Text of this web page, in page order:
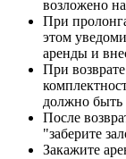
возложено
При
этом
аренды и
При
должно
После
"заберите
Закажите